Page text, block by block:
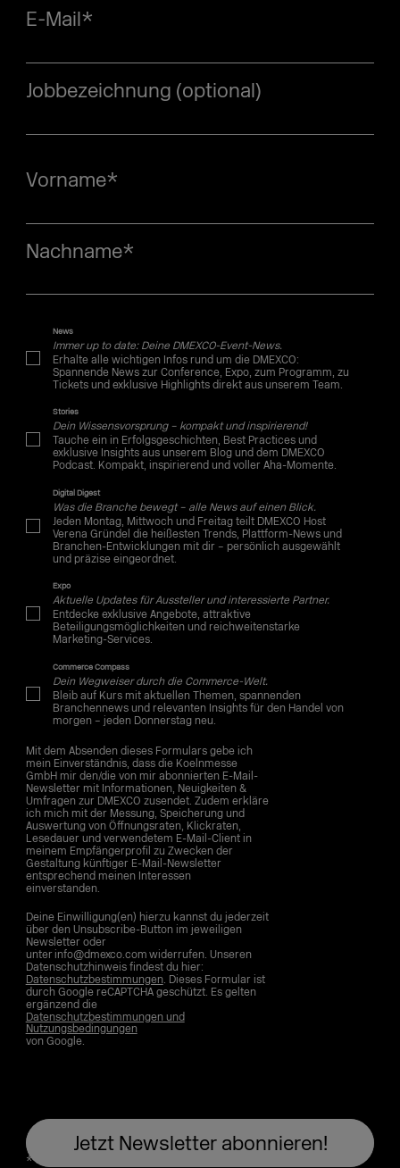
E-Mail*
Jobbezeichnung (optional)
Vorname*
Nachname*
News
Immer up to date: Deine DMEXCO-Event-News.
Erhalte alle wichtigen Infos rund um die DMEXCO:
Spannende News zur Conference, Expo, zum Programm, zu
Tickets und exklusive Highlights direkt aus unserem Team.
Stories
Dein Wissensvorsprung – kompakt und inspirierend!
Tauche ein in Erfolgsgeschichten, Best Practices und
exklusive Insights aus unserem Blog und dem DMEXCO
Podcast. Kompakt, inspirierend und voller Aha-Momente.
Digital Digest
Was die Branche bewegt – alle News auf einen Blick.
Jeden Montag, Mittwoch und Freitag teilt DMEXCO Host
Verena Gründel die heißesten Trends, Plattform-News und
Branchen-Entwicklungen mit dir – persönlich ausgewählt
und präzise eingeordnet.
Expo
Aktuelle Updates für Aussteller und interessierte Partner.
Entdecke exklusive Angebote, attraktive
Beteiligungsmöglichkeiten und reichweitenstarke
Marketing-Services.
Commerce Compass
Dein Wegweiser durch die Commerce-Welt.
Bleib auf Kurs mit aktuellen Themen, spannenden
Branchennews und relevanten Insights für den Handel von
morgen – jeden Donnerstag neu.
Mit dem Absenden dieses Formulars gebe ich
mein Einverständnis, dass die Koelnmesse
GmbH mir den/die von mir abonnierten E-Mail-
Newsletter mit Informationen, Neuigkeiten &
Umfragen zur DMEXCO zusendet. Zudem erkläre
ich mich mit der Messung, Speicherung und
Auswertung von Öffnungsraten, Klickraten,
Lesedauer und verwendetem E-Mail-Client in
meinem Empfängerprofil zu Zwecken der
Gestaltung künftiger E-Mail-Newsletter
entsprechend meinen Interessen
einverstanden.
Deine Einwilligung(en) hierzu kannst du jederzeit
über den Unsubscribe-Button im jeweiligen
Newsletter oder
unter info@dmexco.com widerrufen. Unseren
Datenschutzhinweis findest du hier:
Datenschutzbestimmungen. Dieses Formular ist
durch Google reCAPTCHA geschützt. Es gelten
ergänzend die
Datenschutzbestimmungen und
Nutzungsbedingungen
von Google.